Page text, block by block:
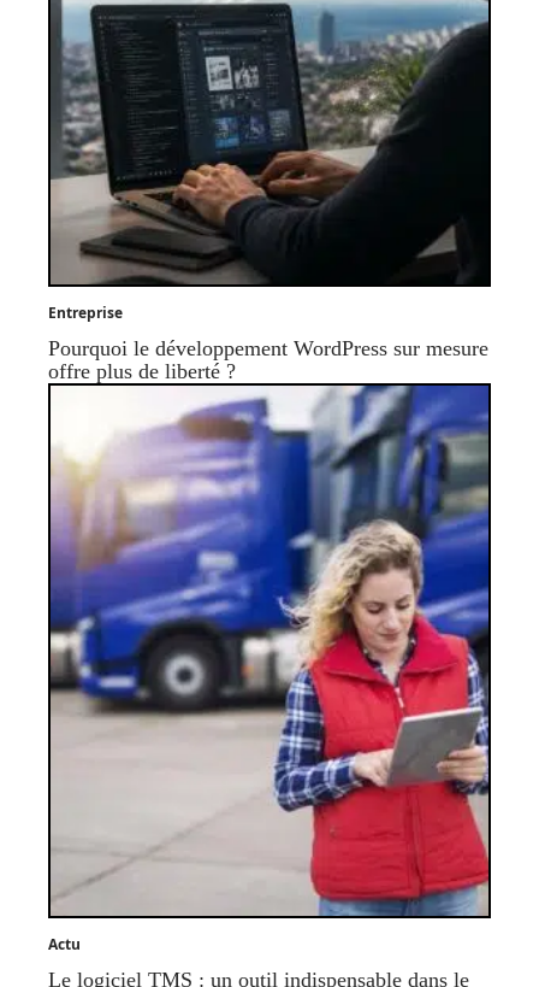
Entreprise
Pourquoi le développement WordPress sur mesure
offre plus de liberté ?
Actu
Le logiciel TMS : un outil indispensable dans le